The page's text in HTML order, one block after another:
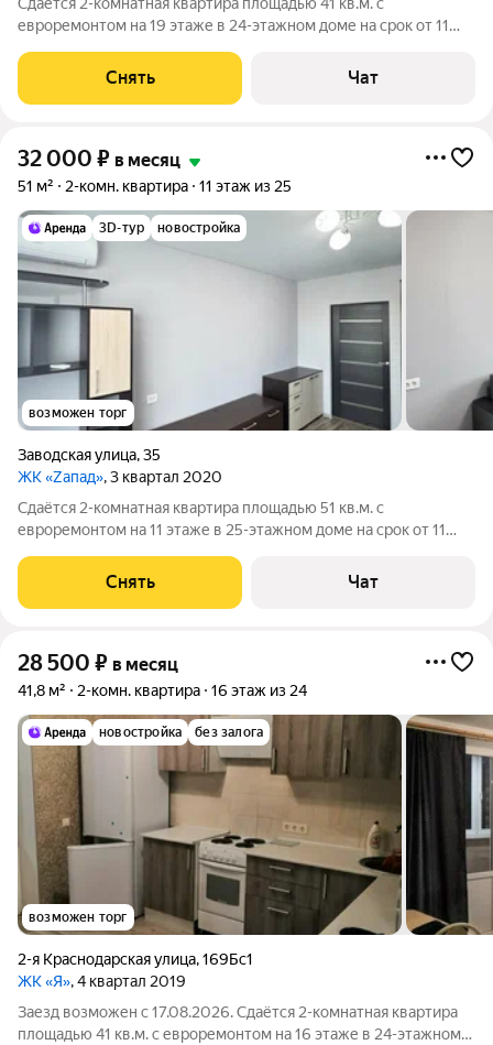
евроремонтом на 19 этаже в 24-этажном доме на срок от 11
Холодильник Кондиционер Микроволновка Дом - монолитный,
окна выходят на улицу. В
Снять Чат
32 000 ₽ в месяц
51 м² 2-комн. квартира 11 этаж из 25
3D-тур новостройка
возможен торг
Заводская улица,35
ЖК «Zапад», 3 квартал 2020
Сдаётся 2-комнатная квартира площадью 51 кв.м. с
евроремонтом на 11 этаже в 25-этажном доме на срок от 11
Стиральная машина Холодильник Кондиционер
Микроволновка Дом - кирпичный, окна выходят во
Снять Чат
28 500 ₽ в месяц
41,8 м² 2-комн. квартира 16 этаж из 24
новостройка без залога
возможен торг
2-я Краснодарская улица,169Бс1
ЖК «Я», 4 квартал 2019
Заезд возможен с 17.08.2026. Сдаётся 2-комнатная квартира
площадью 41 кв.м. с евроремонтом на 16 этаже в 24-этажном